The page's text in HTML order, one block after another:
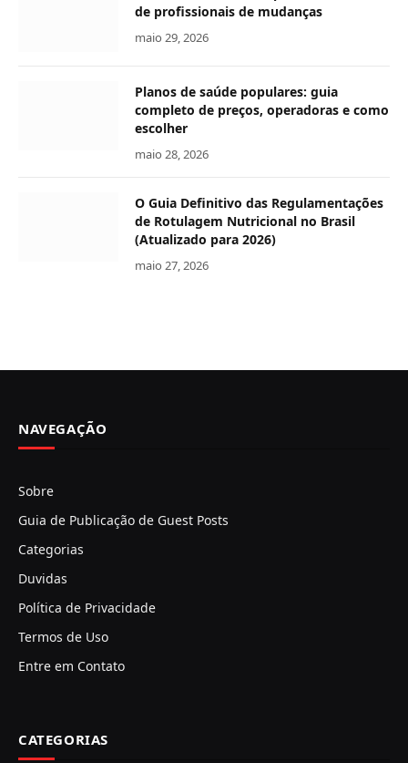
de profissionais de mudanças
maio 29, 2026
Planos de saúde populares: guia
completo de preços, operadoras e como
escolher
maio 28, 2026
O Guia Definitivo das Regulamentações
de Rotulagem Nutricional no Brasil
(Atualizado para 2026)
maio 27, 2026
NAVEGAÇÃO
Sobre
Guia de Publicação de Guest Posts
Categorias
Duvidas
Política de Privacidade
Termos de Uso
Entre em Contato
CATEGORIAS